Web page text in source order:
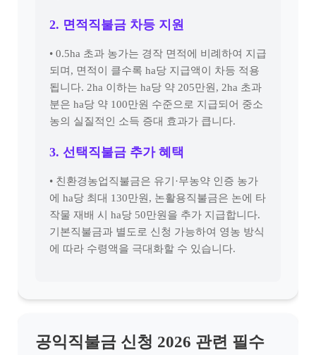
2. 면적직불금 차등 지원
• 0.5ha 초과 농가는 경작 면적에 비례하여 지급
되며, 면적이 클수록 ha당 지급액이 차등 적용
됩니다. 2ha 이하는 ha당 약 205만원, 2ha 초과
분은 ha당 약 100만원 수준으로 지급되어 중소
농의 실질적인 소득 증대 효과가 큽니다.
3. 선택직불금 추가 혜택
• 친환경농업직불금은 유기·무농약 인증 농가
에 ha당 최대 130만원, 논활용직불금은 논에 타
작물 재배 시 ha당 50만원을 추가 지급합니다.
기본직불금과 별도로 신청 가능하여 영농 방식
에 따라 수령액을 극대화할 수 있습니다.
공익직불금 신청 2026 관련 필수